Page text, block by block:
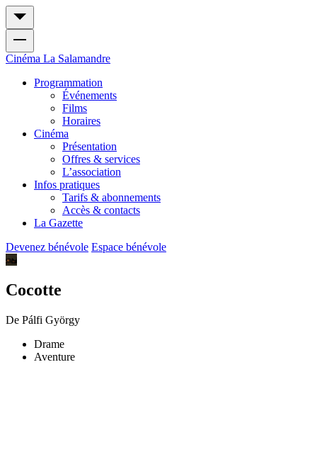
Cinéma La Salamandre
Programmation
Événements
Films
Horaires
Cinéma
Présentation
Offres & services
L’association
Infos pratiques
Tarifs & abonnements
Accès & contacts
La Gazette
Devenez bénévole Espace bénévole
Cocotte
De Pálfi György
Drame
Aventure